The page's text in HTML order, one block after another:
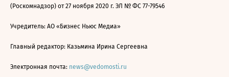
(Роскомнадзор) от 27 ноября 2020 г. ЭЛ № ФС 77-79546
Учредитель: АО «Бизнес Ньюс Медиа»
Главный редактор: Казьмина Ирина Сергеевна
Электронная почта: news@vedomosti.ru